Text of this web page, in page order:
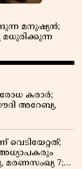
മനുഷ്യൻ;
മധുരിക്കുന്ന
കരാർ;
അറേബ്യ,
വെടിയേറ്റത്;
മരണസംഖ്യ 7;